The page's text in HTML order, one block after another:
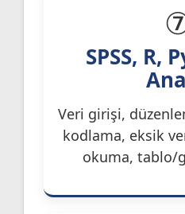
SPSS, R,
Veri girişi,
kodlama, eksik
okuma, tablo/